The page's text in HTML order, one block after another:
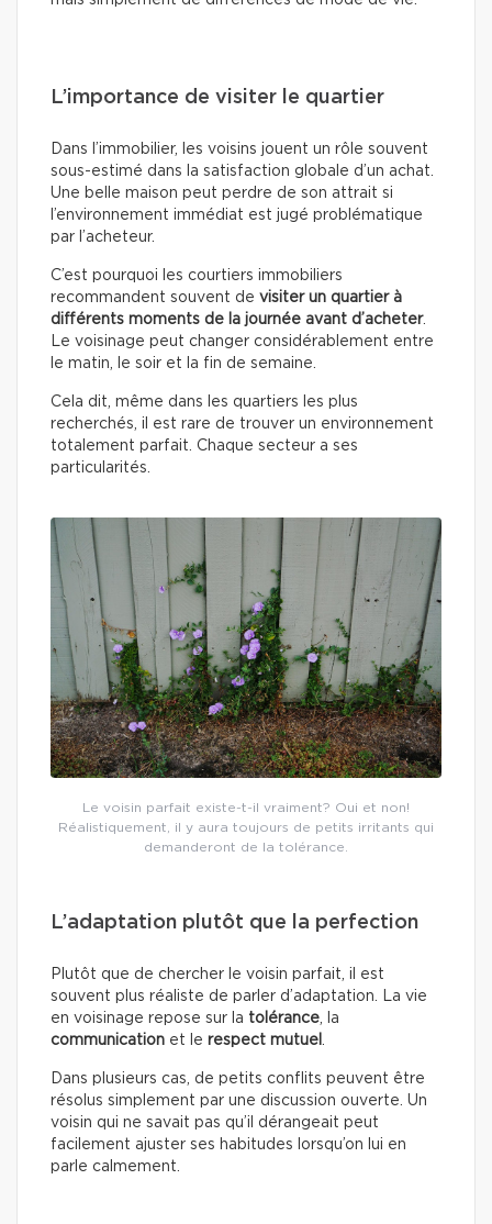
L’importance de visiter le quartier
Dans l’immobilier, les voisins jouent un rôle souvent
sous-estimé dans la satisfaction globale d’un achat.
Une belle maison peut perdre de son attrait si
l’environnement immédiat est jugé problématique
par l’acheteur.
C’est pourquoi les courtiers immobiliers
recommandent souvent de visiter un quartier à
différents moments de la journée avant d’acheter.
Le voisinage peut changer considérablement entre
le matin, le soir et la fin de semaine.
Cela dit, même dans les quartiers les plus
recherchés, il est rare de trouver un environnement
totalement parfait. Chaque secteur a ses
particularités.
Le voisin parfait existe-t-il vraiment? Oui et non!
Réalistiquement, il y aura toujours de petits irritants qui
demanderont de la tolérance.
L’adaptation plutôt que la perfection
Plutôt que de chercher le voisin parfait, il est
souvent plus réaliste de parler d’adaptation. La vie
en voisinage repose sur la tolérance, la
communication et le respect mutuel .
Dans plusieurs cas, de petits conflits peuvent être
résolus simplement par une discussion ouverte. Un
voisin qui ne savait pas qu’il dérangeait peut
facilement ajuster ses habitudes lorsqu’on lui en
parle calmement.